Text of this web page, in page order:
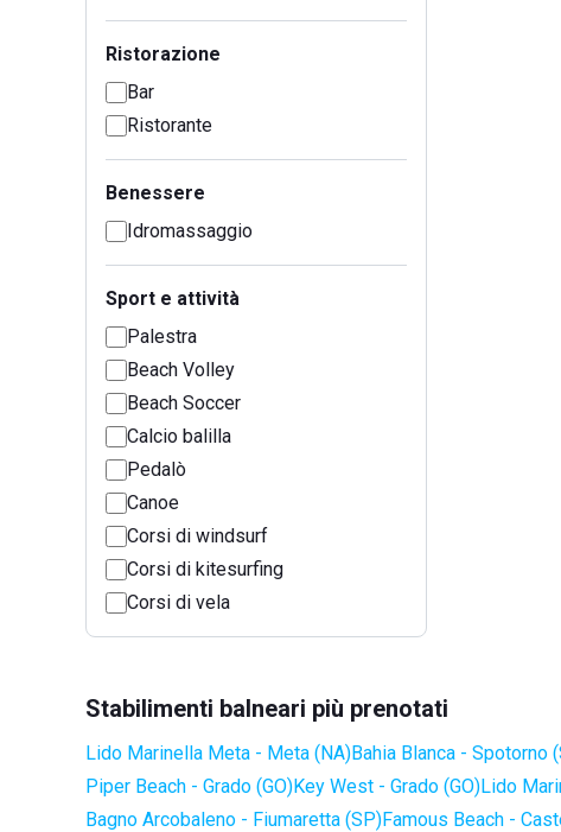
Ristorazione
Bar
Ristorante
Benessere
Idromassaggio
Sport e attività
Palestra
Beach Volley
Beach Soccer
Calcio balilla
Pedalò
Canoe
Corsi di windsurf
Corsi di kitesurfing
Corsi di vela
Stabilimenti balneari più prenotati
Lido Marinella Meta - Meta (NA)Bahia Blanca - Spotorno
Piper Beach - Grado (GO)Key West - Grado (GO)Lido
Bagno Arcobaleno - Fiumaretta (SP)Famous Beach -